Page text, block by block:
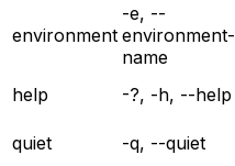
environment
-e, --
environment-
name
help -?, -h, --help
quiet
-q, --quiet